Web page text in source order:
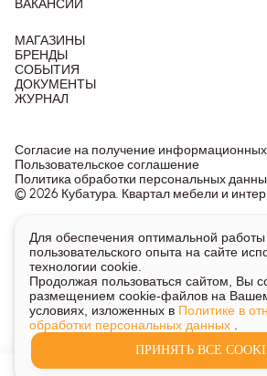
ВАКАНСИИ
МАГАЗИНЫ
БРЕНДЫ
СОБЫТИЯ
ДОКУМЕНТЫ
ЖУРНАЛ
© 2026 Кубатура. Квартал мебели и
Согласие на получение
Пользовательское соглашение
Политика обработки персональных
Информация о товарах и ценах на сайте
публичной офертой, носит
характер.
Для получения подробной информации о
указанных товаров и услуг напишите или
Для обеспечения оптимальной
пользовательского опыта на сайте
технологии cookie.
Продолжая пользоваться сайтом, Вы
размещением cookie-файлов на Вашем
условиях, изложенных в Политике в
обработки персональных данных
ПРИНЯТЬ ВСЕ